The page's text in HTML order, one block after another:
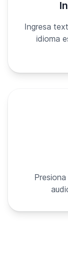
Ingresa
idioma